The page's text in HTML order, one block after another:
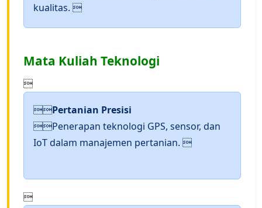
kualitas. 
Mata Kuliah Teknologi

Pertanian Presisi
Penerapan teknologi GPS, sensor, dan
IoT dalam manajemen pertanian. 
